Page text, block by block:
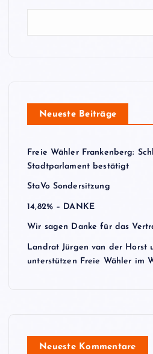
Neueste Beiträge
Freie Wähler Frankenberg:
Stadtparlament bestätigt
StaVo Sondersitzung
14,82% – DANKE
Wir sagen Danke für das
Landrat Jürgen van der Horst
unterstützen Freie Wähler im
Neueste Kommentare